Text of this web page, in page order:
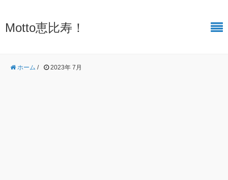
Motto恵比寿！
ホーム / 2023年 7月